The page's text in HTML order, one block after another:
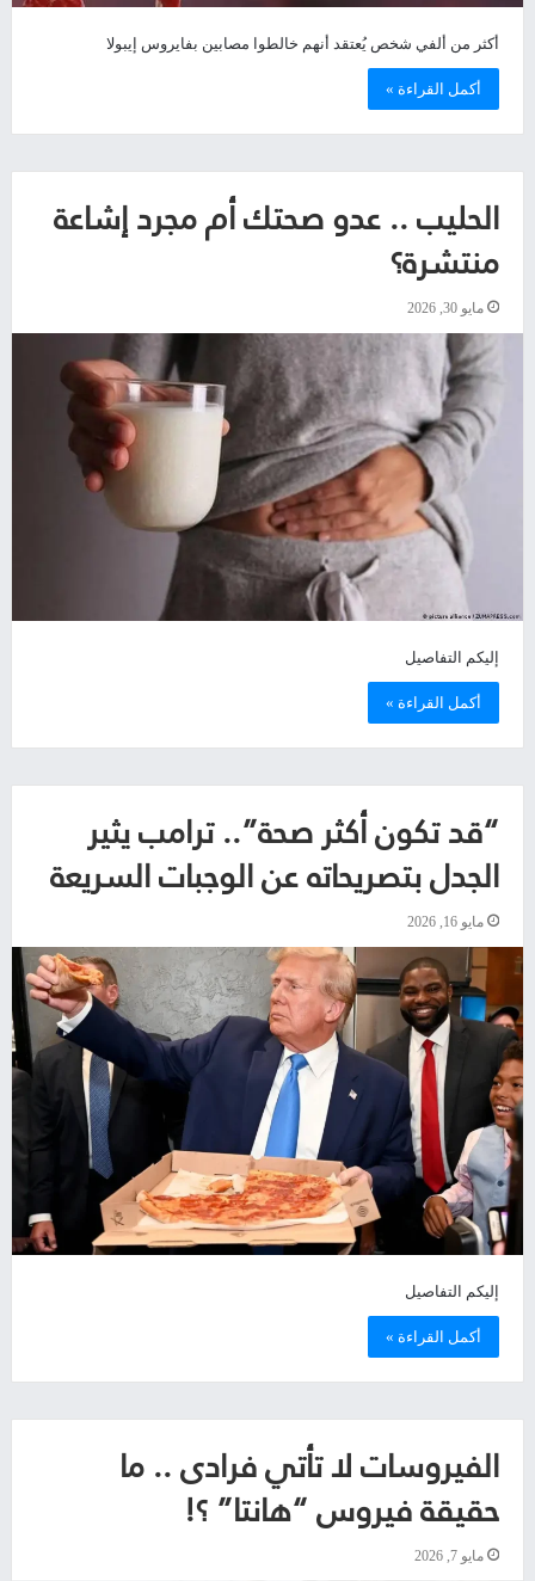
أكثر من ألفي شخص يُعتقد أنهم خالطوا مصابين بفايروس إيبولا
أكمل القراءة »
الحليب .. عدو صحتك أم مجرد إشاعة
منتشرة؟
مايو 30, 2026
إليكم التفاصيل
أكمل القراءة »
“قد تكون أكثر صحة”.. ترامب يثير
الجدل بتصريحاته عن الوجبات السريعة
مايو 16, 2026
إليكم التفاصيل
أكمل القراءة »
الفيروسات لا تأتي فرادى .. ما
حقيقة فيروس “هانتا” ؟!
مايو 7, 2026